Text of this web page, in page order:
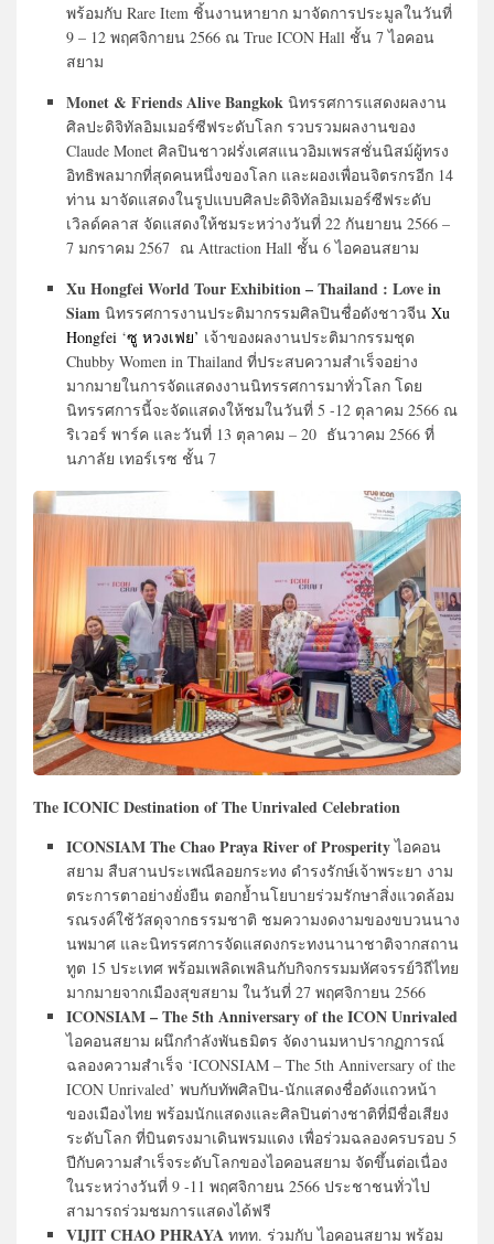
พร้อมกับ Rare Item ชิ้นงานหายาก มาจัดการประมูลในวันที่
9 – 12 พฤศจิกายน 2566 ณ True ICON Hall ชั้น 7 ไอคอน
สยาม
Monet & Friends Alive Bangkok นิทรรศการแสดงผลงาน
ศิลปะดิจิทัลอิมเมอร์ซีฟระดับโลก รวบรวมผลงานของ
Claude Monet ศิลปินชาวฝรั่งเศสแนวอิมเพรสชั่นนิสม์ผู้ทรง
อิทธิพลมากที่สุดคนหนึ่งของโลก และผองเพื่อนจิตรกรอีก 14
ท่าน มาจัดแสดงในรูปแบบศิลปะดิจิทัลอิมเมอร์ซีฟระดับ
เวิลด์คลาส จัดแสดงให้ชมระหว่างวันที่ 22 กันยายน 2566 –
7 มกราคม 2567 ณ Attraction Hall ชั้น 6 ไอคอนสยาม
Xu Hongfei World Tour Exhibition – Thailand : Love in
Siam นิทรรศการงานประติมากรรมศิลปินชื่อดังชาวจีน Xu
Hongfei ‘ซู หวงเฟย’ เจ้าของผลงานประติมากรรมชุด
Chubby Women in Thailand ที่ประสบความสำเร็จอย่าง
มากมายในการจัดแสดงงานนิทรรศการมาทั่วโลก โดย
นิทรรศการนี้จะจัดแสดงให้ชมในวันที่ 5 -12 ตุลาคม 2566 ณ
ริเวอร์ พาร์ค และวันที่ 13 ตุลาคม – 20 ธันวาคม 2566 ที่
นภาลัย เทอร์เรซ ชั้น 7
The ICONIC Destination of The Unrivaled Celebration
ICONSIAM The Chao Praya River of Prosperityไอคอน
สยาม สืบสานประเพณีลอยกระทง ดำรงรักษ์เจ้าพระยา งาม
ตระการตาอย่างยั่งยืน ตอกย้ำนโยบายร่วมรักษาสิ่งแวดล้อม
รณรงค์ใช้วัสดุจากธรรมชาติ ชมความงดงามของขบวนนาง
นพมาศ และนิทรรศการจัดแสดงกระทงนานาชาติจากสถาน
ทูต 15 ประเทศ พร้อมเพลิดเพลินกับกิจกรรมมหัศจรรย์วิถีไทย
มากมายจากเมืองสุขสยาม ในวันที่ 27 พฤศจิกายน 2566
ICONSIAM – The 5th Anniversary of the ICON Unrivaled
ไอคอนสยาม ผนึกกำลังพันธมิตร จัดงานมหาปรากฏการณ์
ฉลองความสำเร็จ ‘ICONSIAM – The 5th Anniversary of the
ICON Unrivaled’ พบกับทัพศิลปิน-นักแสดงชื่อดังแถวหน้า
ของเมืองไทย พร้อมนักแสดงและศิลปินต่างชาติที่มีชื่อเสียง
ระดับโลก ที่บินตรงมาเดินพรมแดง เพื่อร่วมฉลองครบรอบ 5
ปีกับความสำเร็จระดับโลกของไอคอนสยาม จัดขึ้นต่อเนื่อง
ในระหว่างวันที่ 9 -11 พฤศจิกายน 2566 ประชาชนทั่วไป
สามารถร่วมชมการแสดงได้ฟรี
VIJIT CHAO PHRAYA ททท. ร่วมกับ ไอคอนสยาม พร้อม